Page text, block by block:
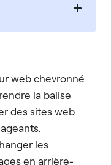
web chevronné
la balise
des sites web
les
en arrière-